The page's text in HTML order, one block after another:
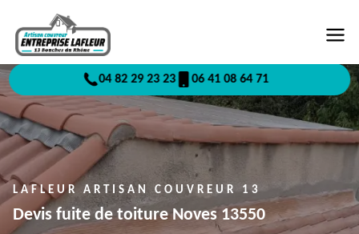
04 82 29 23 23 06 41 08 64 71
LAFLEUR ARTISAN COUVREUR 13
Devis fuite de toiture Noves 13550